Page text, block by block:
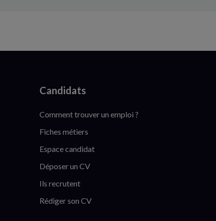
Candidats
Comment trouver un emploi ?
Fiches métiers
Espace candidat
Déposer un CV
Ils recrutent
Rédiger son CV